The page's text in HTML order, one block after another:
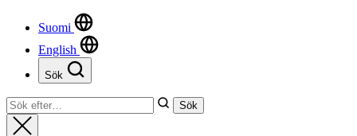
Suomi
English
Sök
Stäng
Sök
efter:
Sök
Stäng